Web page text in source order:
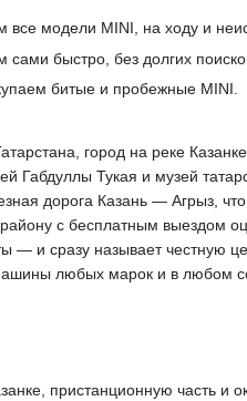
все модели MINI, на ходу и
сами быстро, без долгих
битые и пробежные MINI.
город на реке
Габдуллы Тукая и музей
дорога Казань — Агрыз,
с бесплатным выездом
— и сразу называет честную
любых марок и в любом
пристанционную часть и